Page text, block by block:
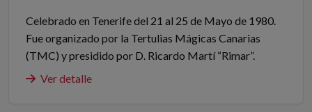
Celebrado en Tenerife del 21 al 25 de Mayo de 1980.
Fue organizado por la Tertulias Mágicas Canarias
(TMC) y presidido por D. Ricardo Martí “Rimar”.
Ver detalle